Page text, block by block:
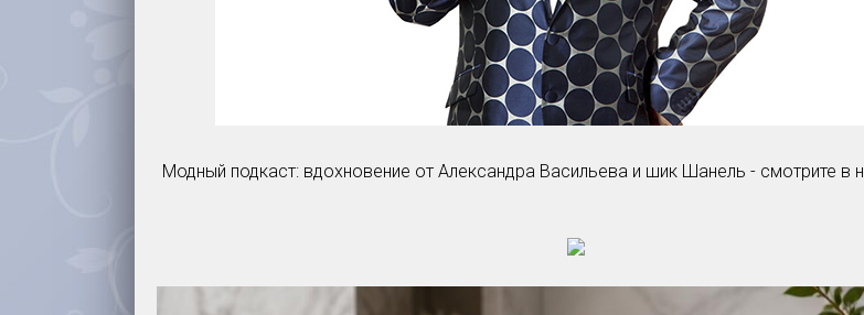
Модный подкаст: вдохновение от Александра Васильева и шик Шанель - смотрите в